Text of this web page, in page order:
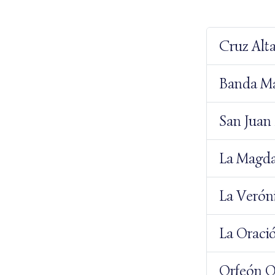
Cruz
Banda
San
La
La
La
Orfeón